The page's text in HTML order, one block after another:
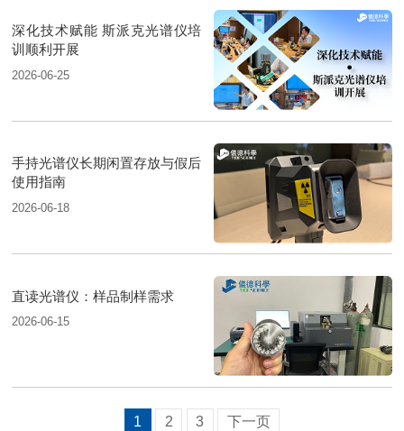
深化技术赋能 斯派克光谱仪培
训顺利开展
2026-06-25
手持光谱仪长期闲置存放与假后
使用指南
2026-06-18
直读光谱仪：样品制样需求
2026-06-15
1 2 3 下一页